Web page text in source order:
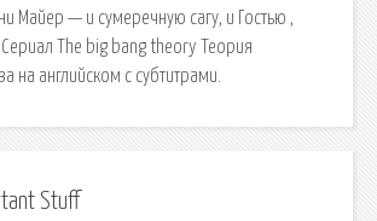
Майер — и сумеречную сагу, и Гостью ,
The big bang theory Теория
на английском с субтитрами.
Stuff